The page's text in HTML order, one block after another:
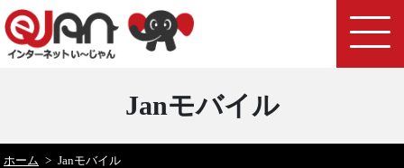
Janモバイル
ホーム > Janモバイル